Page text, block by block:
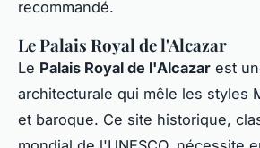
recommandé.
Le Palais Royal de l'Alcazar
Le Palais Royal de l'Alcazar est
architecturale qui mêle les styles
et baroque. Ce site historique,